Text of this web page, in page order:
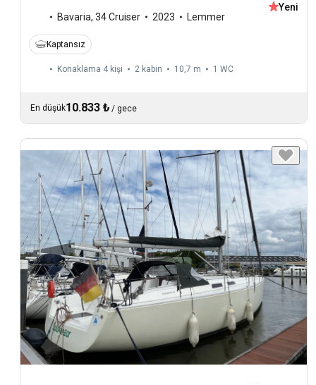
Bavaria, 34 Cruiser 2023 Lemmer
Yeni
Kaptansız
Konaklama 4 kişi 2 kabin 10,7 m 1 WC
En düşük10.833 ₺ / gece